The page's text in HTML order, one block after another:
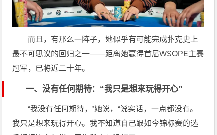
而且，有那么一阵子，她似乎有可能完成扑克史上
最不可思议的回归之一——距离她赢得首届WSOPE主赛
冠军，已将近二十年。
一、没有任何期待：“我只是想来玩得开心”
“我没有任何期待，”她说，“说实话，一点都没有。
我只是想来玩得开心。我不知道自己跟如今锦标赛的选